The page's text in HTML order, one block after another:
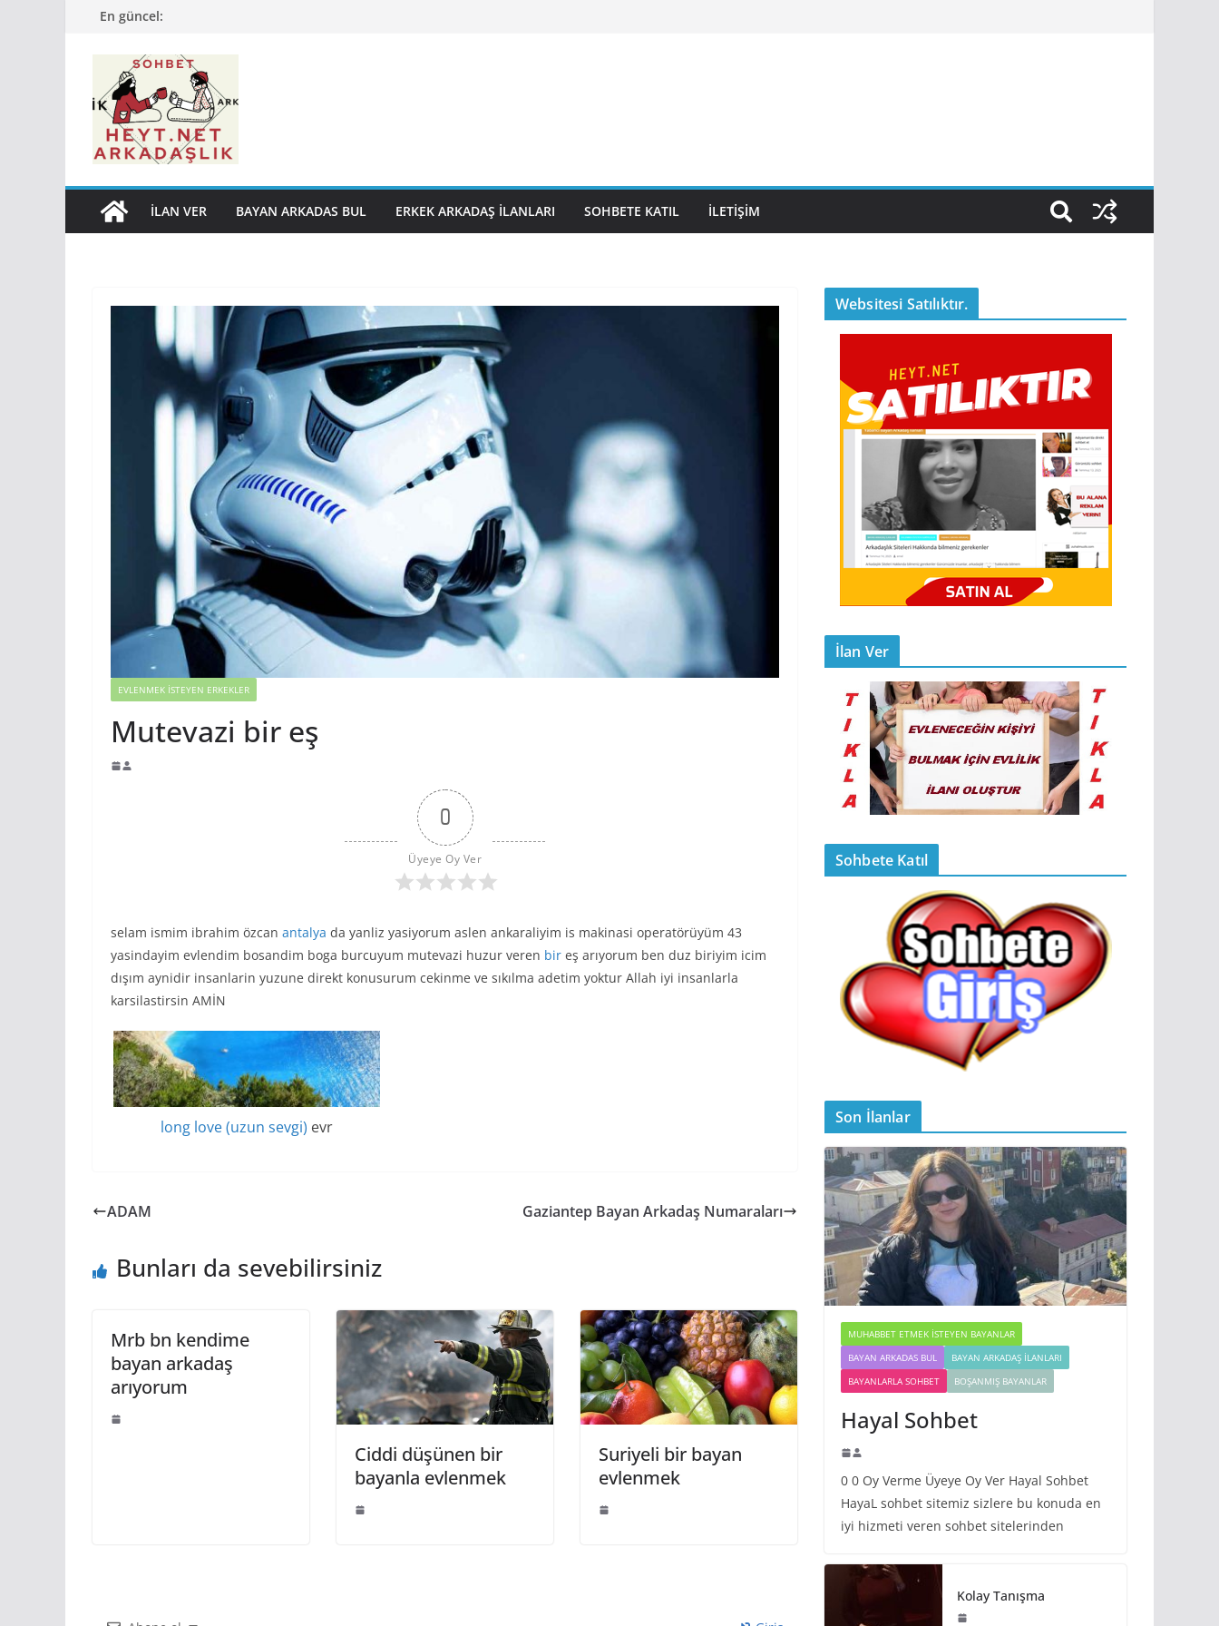
En güncel:
İLAN VER BAYAN ARKADAS BUL ERKEK ARKADAŞ İLANLARI SOHBETE KATIL İLETIŞIM
EVLENMEK İSTEYEN ERKEKLER
Mutevazi bir eş
0
Üyeye Oy Ver
selam ismim ibrahim özcan antalya da yanliz yasiyorum aslen ankaraliyim is makinasi operatörüyüm 43
yasindayim evlendim bosandim boga burcuyum mutevazi huzur veren bir eş arıyorum ben duz biriyim icim
dışım aynidir insanlarin yuzune direkt konusurum cekinme ve sıkılma adetim yoktur Allah iyi insanlarla
karsilastirsin AMİN
long love (uzun sevgi) evr
ADAM Gaziantep Bayan Arkadaş Numaraları
Bunları da sevebilirsiniz
Mrb bn kendime
bayan arkadaş
arıyorum
Ciddi düşünen bir
bayanla evlenmek
Suriyeli bir bayan
evlenmek
Websitesi Satılıktır.
İlan Ver
Sohbete Katıl
Son İlanlar
MUHABBET ETMEK İSTEYEN BAYANLAR
BAYAN ARKADAS BUL
BAYAN ARKADAŞ İLANLARI
BAYANLARLA SOHBET
BOŞANMIŞ BAYANLAR
Hayal Sohbet
0 0 Oy Verme Üyeye Oy Ver Hayal Sohbet
HayaL sohbet sitemiz sizlere bu konuda en
iyi hizmeti veren sohbet sitelerinden
Kolay Tanışma